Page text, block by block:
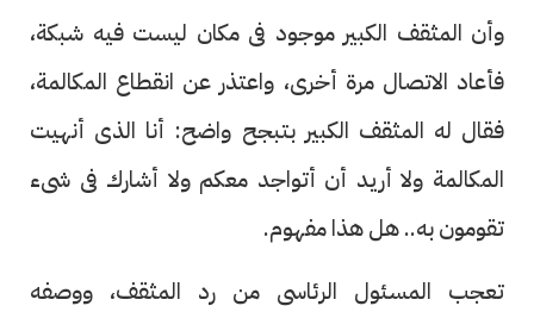
وأن المثقف الكبير موجود فى مكان ليست فيه شبكة،
فأعاد الاتصال مرة أخرى، واعتذر عن انقطاع المكالمة،
فقال له المثقف الكبير بتبجح واضح: أنا الذى أنهيت
المكالمة ولا أريد أن أتواجد معكم ولا أشارك فى شىء
تقومون به.. هل هذا مفهوم.
تعجب المسئول الرئاسى من رد المثقف، ووصفه